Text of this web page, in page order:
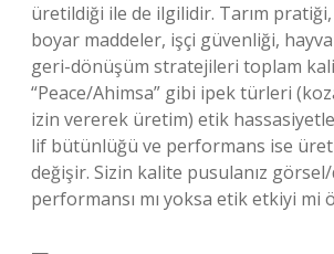
üretildiği ile de ilgilidir. Tarım pratiği,
boyar maddeler, işçi güvenliği,
geri-dönüşüm stratejileri toplam
“Peace/Ahimsa” gibi ipek türleri
izin vererek üretim) etik
lif bütünlüğü ve performans ise
değişir. Sizin kalite pusulanız
performansı mı yoksa etik etkiyi mi